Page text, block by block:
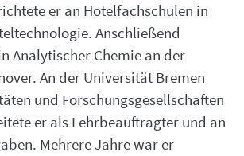
er an Hotelfachschulen in
Anschließend
Analytischer Chemie an der
An der Universität Bremen
und Forschungsgesellschaften
er als Lehrbeauftragter und an
Mehrere Jahre war er